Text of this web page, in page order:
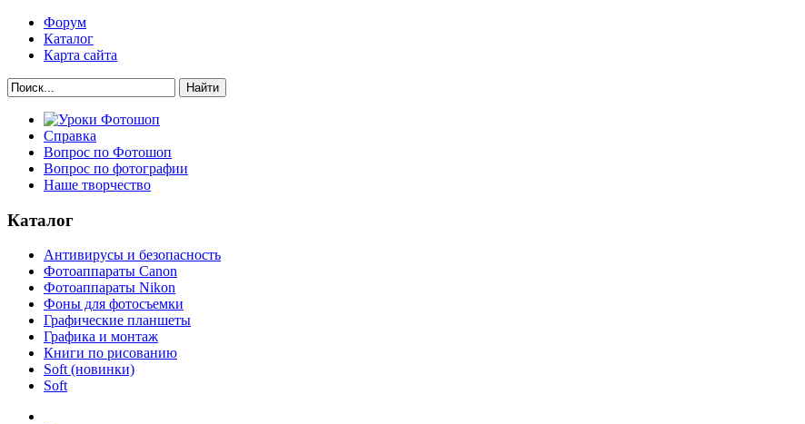
Форум
Каталог
Карта сайта
Найти
Справка
Вопрос по Фотошоп
Вопрос по фотографии
Наше творчество
Каталог
Антивирусы и безопасность
Фотоаппараты Canon
Фотоаппараты Nikon
Фоны для фотосъемки
Графические планшеты
Графика и монтаж
Книги по рисованию
Soft (новинки)
Soft